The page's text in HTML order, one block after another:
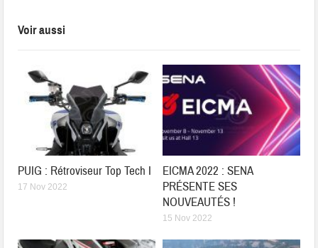
Voir aussi
PUIG : Rétroviseur Top Tech I
17 Nov 2022
EICMA 2022 : SENA
PRÉSENTE SES
NOUVEAUTÉS !
15 Nov 2022